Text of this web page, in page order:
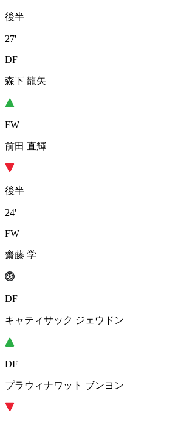
後半
27'
DF
森下 龍矢
FW
前田 直輝
後半
24'
FW
齋藤 学
DF
キャティサック ジェウドン
DF
プラウィナワット ブンヨン